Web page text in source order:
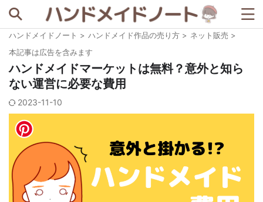
メルカリ 写真撮影 宣伝ツール 梱包資材
著作権
ハンドメイドノート > ハンドメイド作品の売り方 > ネット販売 >
本記事は広告を含みます
ハンドメイドマーケットは無料？意外と知ら
ない運営に必要な費用
2023-11-10